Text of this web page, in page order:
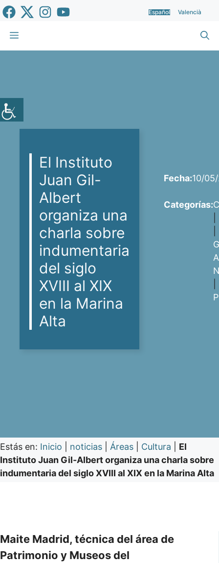
Saltar
al
contenido
Español Valencià
Menú
El Instituto
Juan Gil-
Albert
organiza una
charla sobre
indumentaria
del siglo
XVIII al XIX
en la Marina
Alta
Fecha:10/
Categorías:
Estás en: Inicio noticias Áreas Cultura
El
Instituto Juan Gil-Albert organiza una charla sobre
indumentaria del siglo XVIII al XIX en la Marina Alta
Maite Madrid, técnica del área de
Patrimonio y Museos del